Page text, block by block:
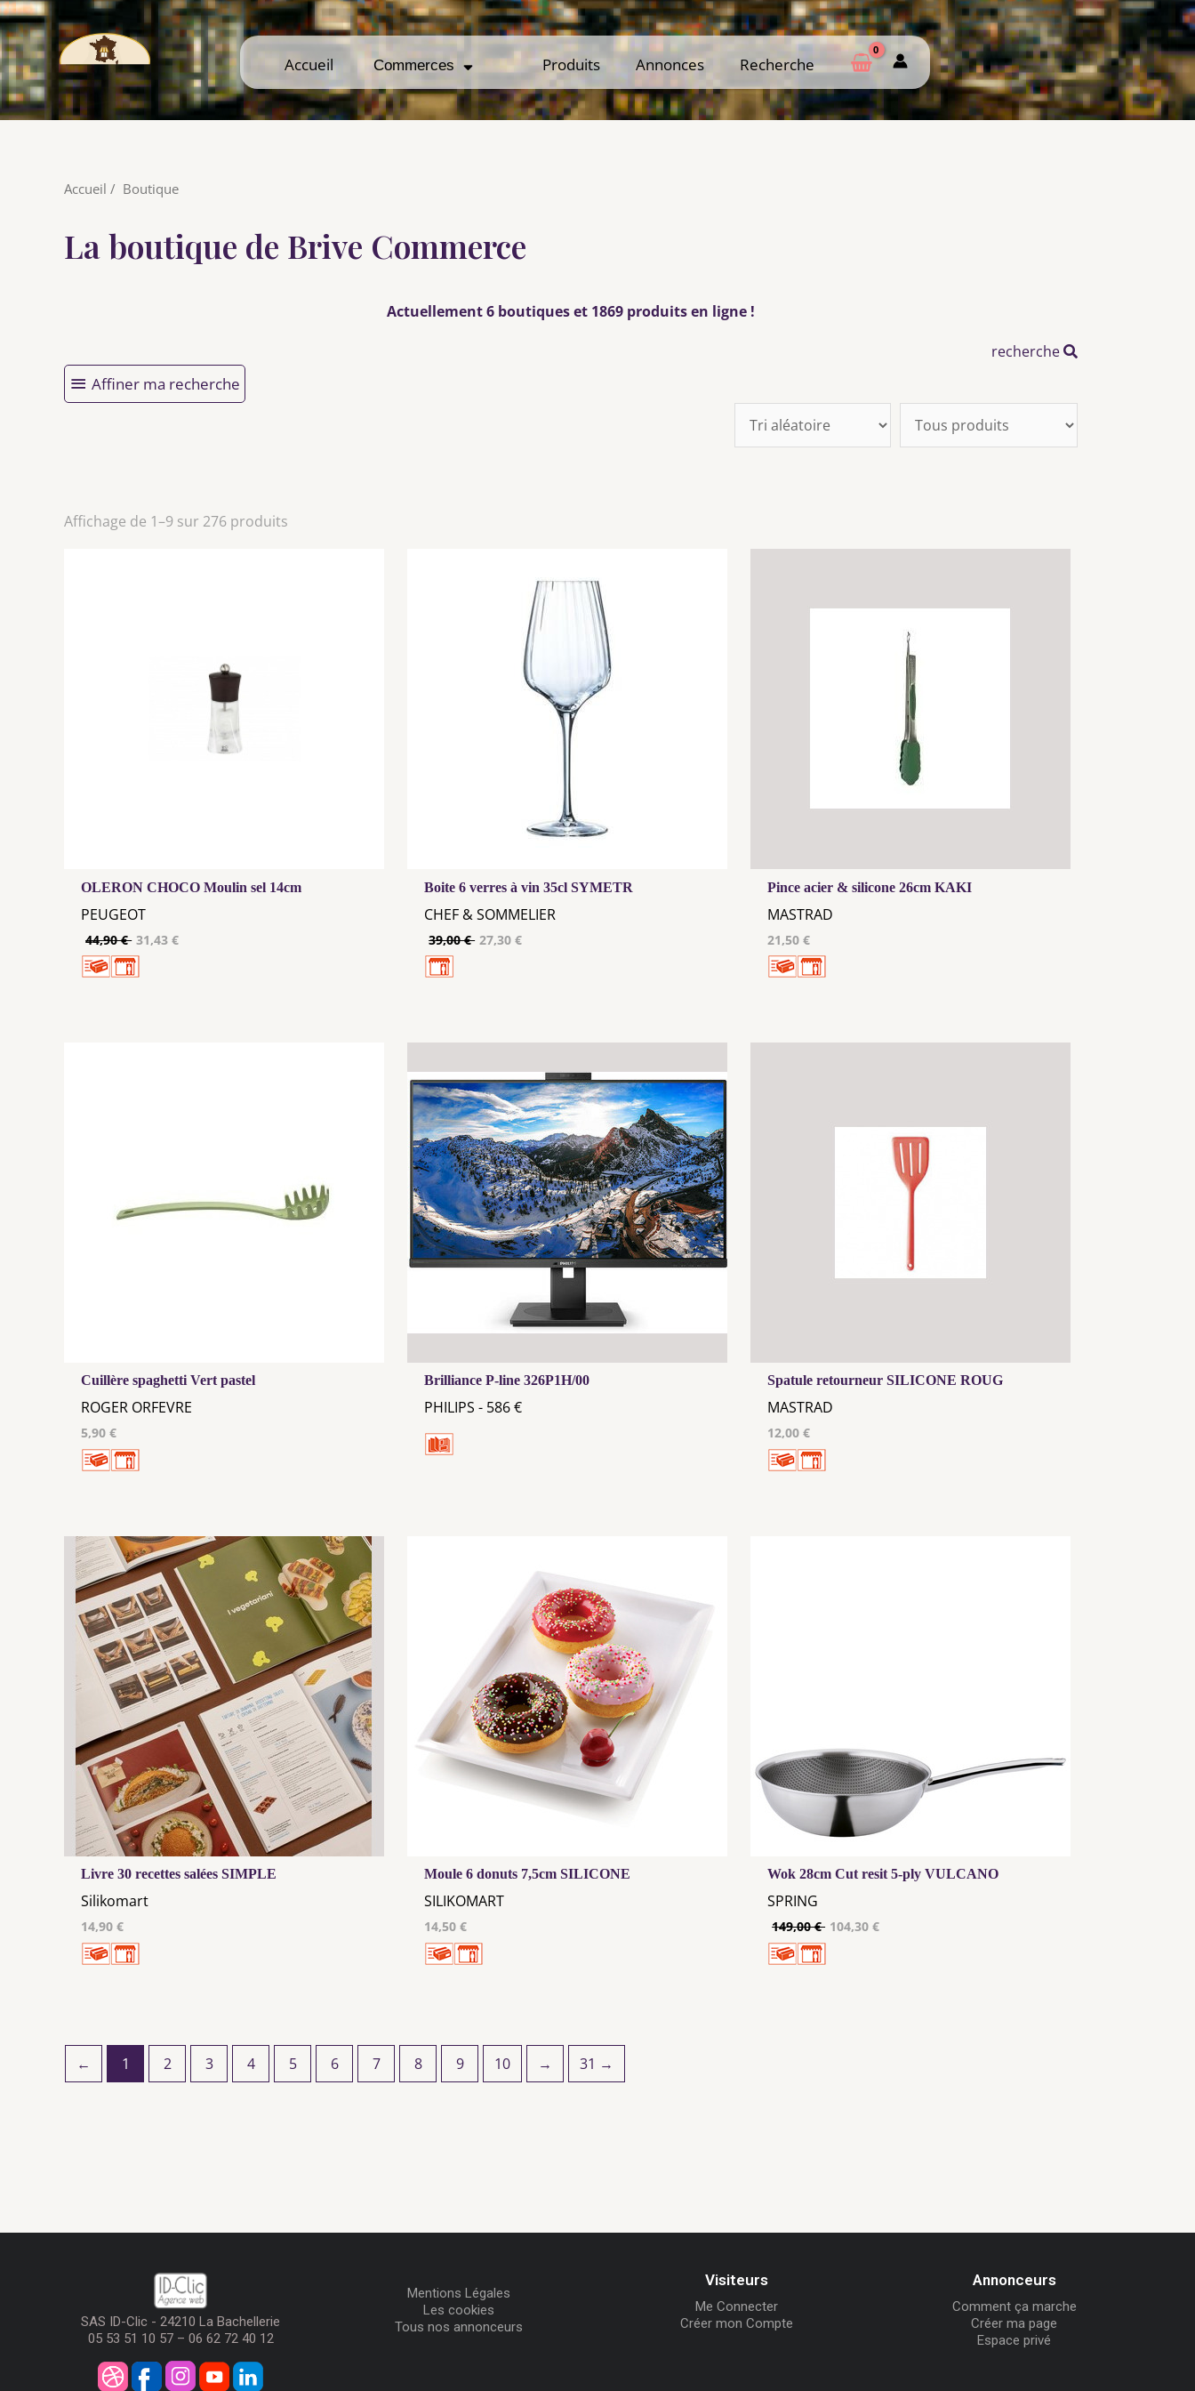
Accueil Commerces Produits Annonces Recherche
Accueil Commerces Produits Annonces Recherche
Accueil / Boutique
La boutique de Brive Commerce
Actuellement 6 boutiques et 1869 produits en ligne !
recherche
Affiner ma recherche
Affichage de 1–9 sur 276 produits
OLERON CHOCO Moulin sel 14cm
PEUGEOT
44,90 € 31,43 €
Boite 6 verres à vin 35cl SYMETR
CHEF & SOMMELIER
39,00 € 27,30 €
Pince acier & silicone 26cm KAKI
MASTRAD
21,50 €
Cuillère spaghetti Vert pastel
ROGER ORFEVRE
5,90 €
Brilliance P-line 326P1H/00
PHILIPS - 586 €
Spatule retourneur SILICONE ROUG
MASTRAD
12,00 €
Livre 30 recettes salées SIMPLE
Silikomart
14,90 €
Moule 6 donuts 7,5cm SILICONE
SILIKOMART
14,50 €
Wok 28cm Cut resit 5-ply VULCANO
SPRING
149,00 € 104,30 €
← 1 2 3 4 5 6 7 8 9 10 → 31 →
SAS ID-Clic - 24210 La Bachellerie
05 53 51 10 57 – 06 62 72 40 12
Mentions Légales
Les cookies
Tous nos annonceurs
Visiteurs
Me Connecter
Créer mon Compte
Annonceurs
Comment ça marche
Créer ma page
Espace privé